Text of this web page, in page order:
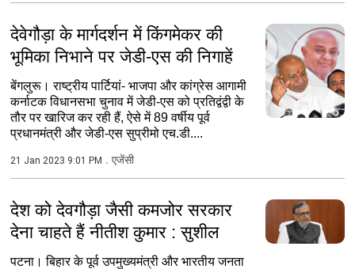
देवेगौड़ा के मार्गदर्शन में किंगमेकर की
भूमिका निभाने पर जेडी-एस की निगाहें
बेंगलुरू। राष्ट्रीय पार्टियां- भाजपा और कांग्रेस आगामी
कर्नाटक विधानसभा चुनाव में जेडी-एस को प्रतिद्वंद्वी के
तौर पर खारिज कर रही हैं, ऐसे में 89 वर्षीय पूर्व
प्रधानमंत्री और जेडी-एस सुप्रीमो एच.डी....
21 Jan 2023 9:01 PM एजेंसी
देश को देवगौड़ा जैसी कमजोर सरकार
देना चाहते हैं नीतीश कुमार : सुशील
पटना। बिहार के पूर्व उपमुख्यमंत्री और भारतीय जनता